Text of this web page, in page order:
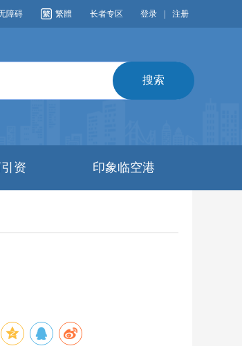
障碍 繁體 长者专区 登录 注册
资 印象临空港